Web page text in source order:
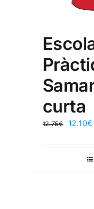
curta
12.75€ 12.10€